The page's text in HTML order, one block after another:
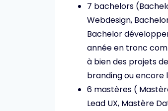
7 bachelors
Webdesign,
Bachelor
année en tronc
à bien des projets
branding ou encore
6 mastères (
Lead UX, Mastère